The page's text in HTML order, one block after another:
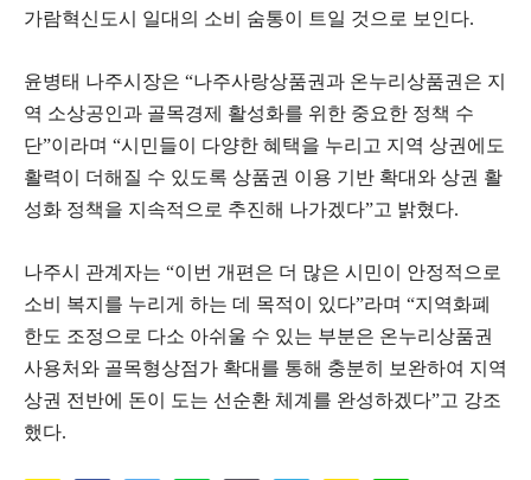
가람혁신도시 일대의 소비 숨통이 트일 것으로 보인다.
윤병태 나주시장은 “나주사랑상품권과 온누리상품권은 지
역 소상공인과 골목경제 활성화를 위한 중요한 정책 수
단”이라며 “시민들이 다양한 혜택을 누리고 지역 상권에도
활력이 더해질 수 있도록 상품권 이용 기반 확대와 상권 활
성화 정책을 지속적으로 추진해 나가겠다”고 밝혔다.
나주시 관계자는 “이번 개편은 더 많은 시민이 안정적으로
소비 복지를 누리게 하는 데 목적이 있다”라며 “지역화폐
한도 조정으로 다소 아쉬울 수 있는 부분은 온누리상품권
사용처와 골목형상점가 확대를 통해 충분히 보완하여 지역
상권 전반에 돈이 도는 선순환 체계를 완성하겠다”고 강조
했다.